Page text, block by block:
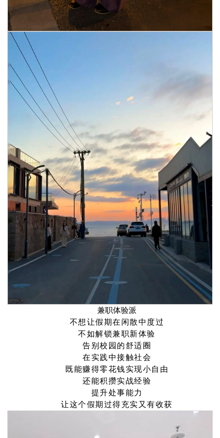
兼职体验派
不想让假期在闲散中度过
不如解锁兼职新体验
告别校园的舒适圈
在实践中接触社会
既能赚得零花钱实现小自由
还能积攒实战经验
提升处事能力
让这个假期过得充实又有收获